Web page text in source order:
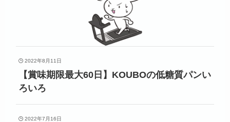
2022年8月11日
【賞味期限最大60日】KOUBOの低糖質パンい
ろいろ
2022年7月16日